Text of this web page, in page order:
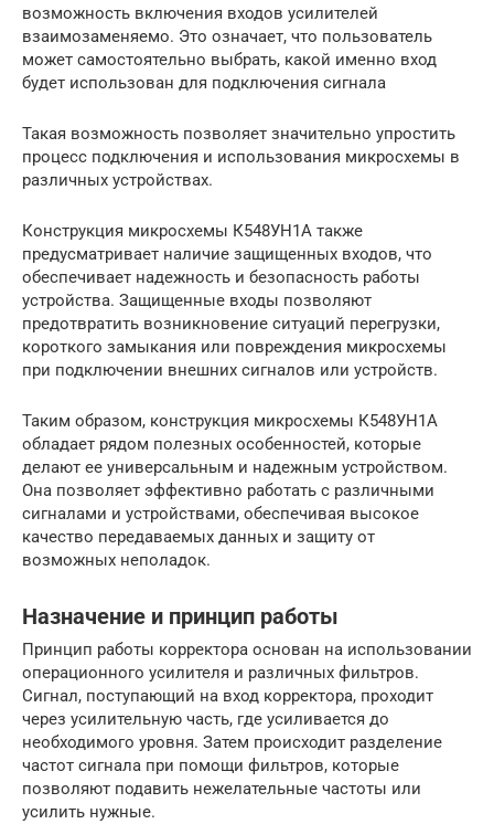
возможность включения входов усилителей
взаимозаменяемо. Это означает, что пользователь
может самостоятельно выбрать, какой именно вход
будет использован для подключения сигнала
Такая возможность позволяет значительно упростить
процесс подключения и использования микросхемы в
различных устройствах.
Конструкция микросхемы К548УН1А также
предусматривает наличие защищенных входов, что
обеспечивает надежность и безопасность работы
устройства. Защищенные входы позволяют
предотвратить возникновение ситуаций перегрузки,
короткого замыкания или повреждения микросхемы
при подключении внешних сигналов или устройств.
Таким образом, конструкция микросхемы К548УН1А
обладает рядом полезных особенностей, которые
делают ее универсальным и надежным устройством.
Она позволяет эффективно работать с различными
сигналами и устройствами, обеспечивая высокое
качество передаваемых данных и защиту от
возможных неполадок.
Назначение и принцип работы
Принцип работы корректора основан на использовании
операционного усилителя и различных фильтров.
Сигнал, поступающий на вход корректора, проходит
через усилительную часть, где усиливается до
необходимого уровня. Затем происходит разделение
частот сигнала при помощи фильтров, которые
позволяют подавить нежелательные частоты или
усилить нужные.